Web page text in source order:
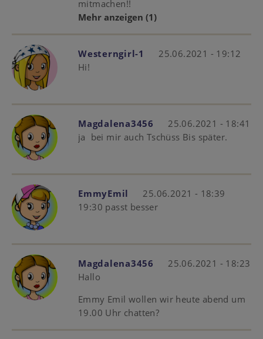
mitmachen!!
Mehr anzeigen (1)
Westerngirl-1
25.06.2021 - 19:12
Hi!
Magdalena3456
25.06.2021 - 18:41
ja bei mir auch Tschüss Bis später.
EmmyEmil
25.06.2021 - 18:39
19:30 passt besser
Magdalena3456
25.06.2021 - 18:23
Hallo
Emmy Emil wollen wir heute abend um
19.00 Uhr chatten?